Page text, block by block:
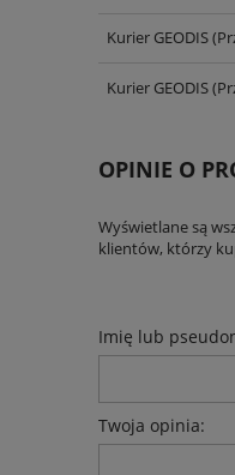
Kurier GEODIS
Kurier GEODIS
OPINIE O
Wyświetlane są
klientów, którzy
Imię lub
Twoja opinia: